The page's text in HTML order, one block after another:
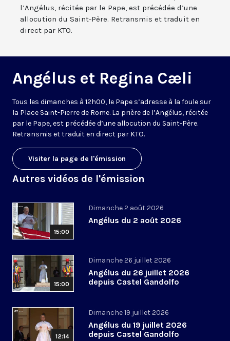
l’Angélus, récitée par le Pape, est précédée d’une
allocution du Saint-Père. Retransmis et traduit en
direct par KTO.
Angélus et Regina Cæli
Tous les dimanches à 12h00, le Pape s’adresse à la foule sur
la Place Saint-Pierre de Rome. La prière de l’Angélus, récitée
par le Pape, est précédée d’une allocution du Saint-Père.
Retransmis et traduit en direct par KTO.
Visiter la page de l'émission
Autres vidéos de l'émission
15:00
Dimanche 2 août 2026
Angélus du 2 août 2026
15:00
Dimanche 26 juillet 2026
Angélus du 26 juillet 2026
depuis Castel Gandolfo
12:14
Dimanche 19 juillet 2026
Angélus du 19 juillet 2026
depuis Castel Gandolfo